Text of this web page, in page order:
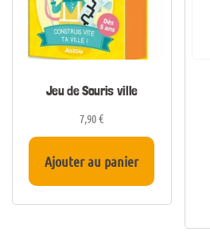
Jeu de Souris ville
7,90€
Ajouter au panier